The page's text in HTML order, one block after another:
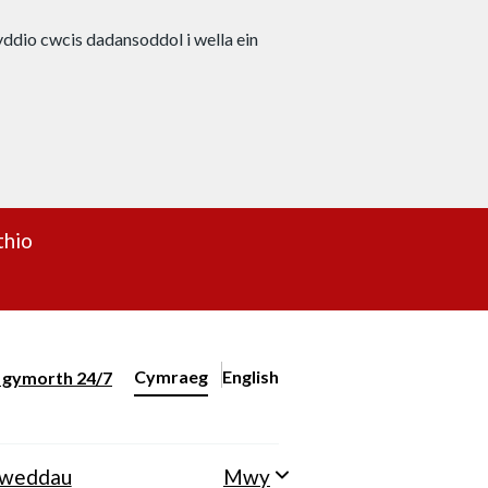
cwcis dadansoddol i wella ein
gymorth 24/7
Newid iaith y wefan
Cymraeg English
– Change the language to English
Mwy